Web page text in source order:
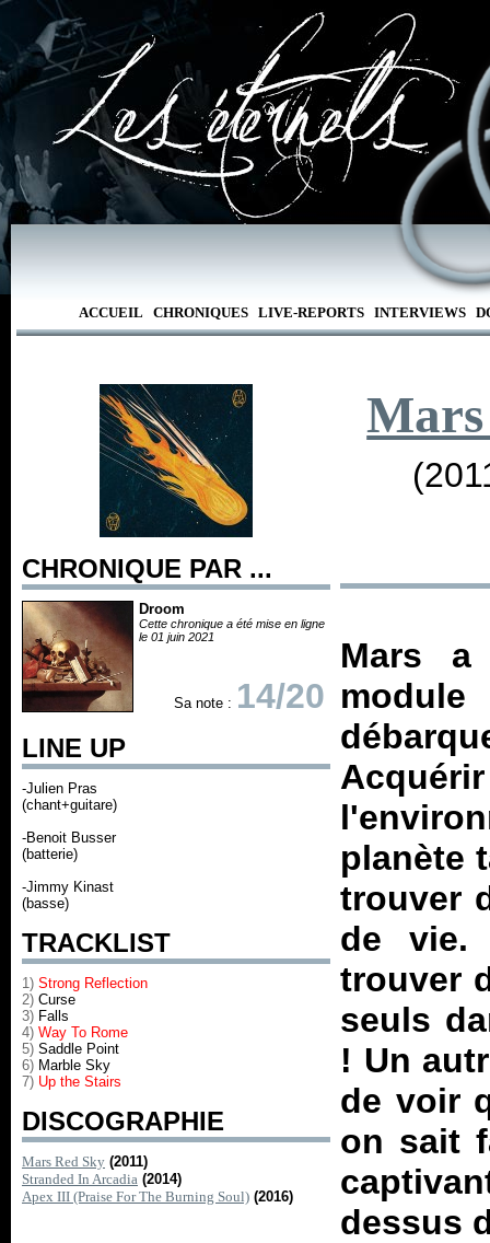
ACCUEIL CHRONIQUES LIVE-REPORTS INTERVIEWS
CHRONIQUE PAR ...
Droom
Cette chronique a été mise en ligne
le 01 juin 2021
Sa note : 14/20
LINE UP
-Julien Pras
(chant+guitare)
-Benoit Busser
(batterie)
-Jimmy Kinast
(basse)
TRACKLIST
1) Strong Reflection
2) Curse
3) Falls
4) Way To Rome
5) Saddle Point
6) Marble Sky
7) Up the Stairs
DISCOGRAPHIE
Mars Red Sky (2011)
Stranded In Arcadia (2014)
Apex III (Praise For The Burning Soul) (2016)
Mars
planète
trouver
de vie.
trouver
seuls
! Un
de voir
on sait
dessus